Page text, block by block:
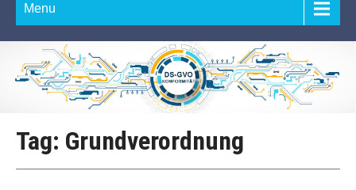
Menu
Tag: Grundverordnung